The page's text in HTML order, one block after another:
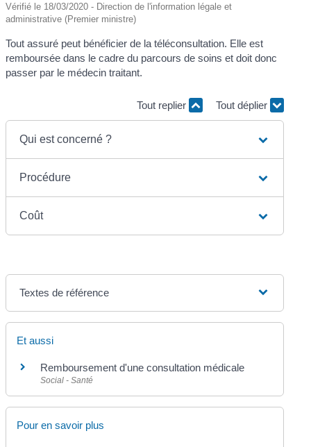
Vérifié le 18/03/2020 - Direction de l'information légale et
administrative (Premier ministre)
Tout assuré peut bénéficier de la téléconsultation. Elle est
remboursée dans le cadre du parcours de soins et doit donc
passer par le médecin traitant.
Tout replier Tout déplier
Qui est concerné ?
Procédure
Coût
Textes de référence
Et aussi
Remboursement d'une consultation médicale
Social - Santé
Pour en savoir plus